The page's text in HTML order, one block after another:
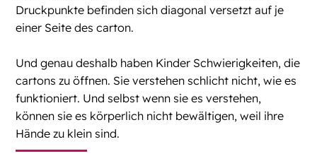
Druckpunkte befinden sich diagonal versetzt auf je
einer Seite des carton.
Und genau deshalb haben Kinder Schwierigkeiten, die
cartons zu öffnen. Sie verstehen schlicht nicht, wie es
funktioniert. Und selbst wenn sie es verstehen,
können sie es körperlich nicht bewältigen, weil ihre
Hände zu klein sind.